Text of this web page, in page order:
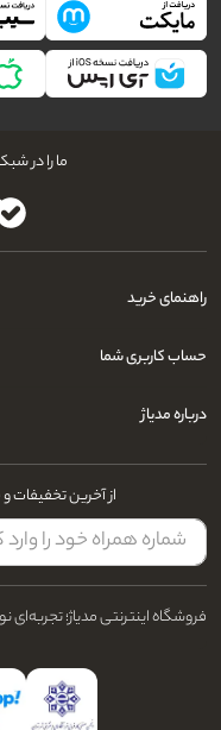
ما را در
راهنمای خرید
حساب کاربری شما
درباره مدیاژ
از آخرین تخفیفات
فروشگاه اینترنتی مدیاژ؛ تجربه‌ای